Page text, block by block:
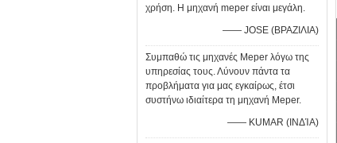
χρήση. Η μηχανή meper είναι μεγάλη.
—— JOSE (ΒΡΑΖΙΛΙΑ)
Συμπαθώ τις μηχανές Meper λόγω της
υπηρεσίας τους. Λύνουν πάντα τα
προβλήματα για μας εγκαίρως, έτσι
συστήνω ιδιαίτερα τη μηχανή Meper.
—— KUMAR (ΙΝΔΊΑ)